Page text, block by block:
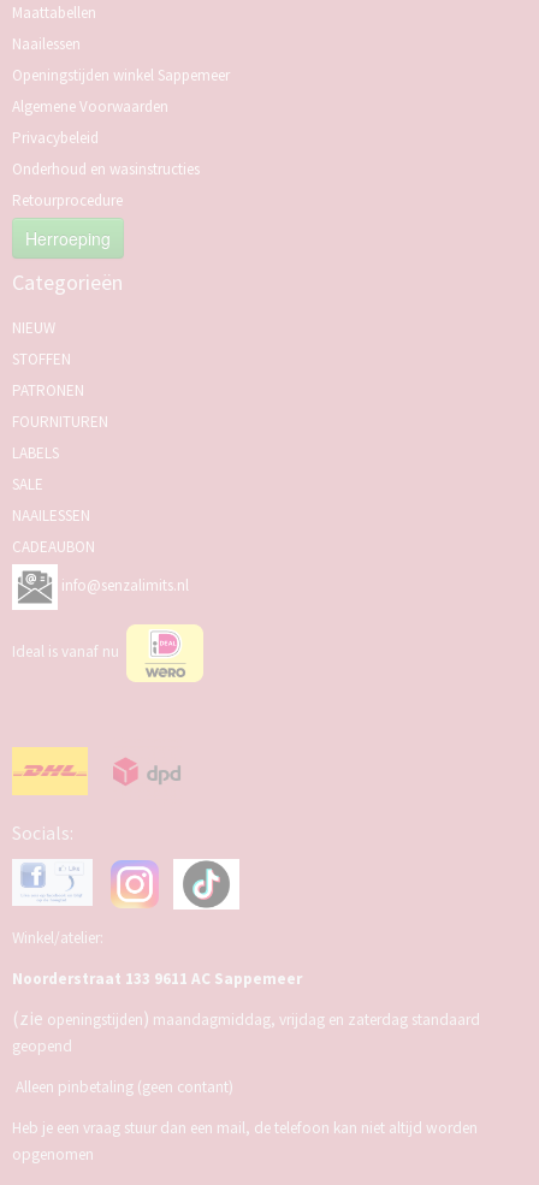
Maattabellen
Naailessen
Openingstijden winkel Sappemeer
Algemene Voorwaarden
Privacybeleid
Onderhoud en wasinstructies
Retourprocedure
Herroeping
Categorieën
NIEUW
STOFFEN
PATRONEN
FOURNITUREN
LABELS
SALE
NAAILESSEN
CADEAUBON
info@senzalimits.nl
Ideal is vanaf nu
Socials:
Winkel/atelier:
Noorderstraat 133 9611 AC Sappemeer
(zie openingstijden) maandagmiddag, vrijdag en zaterdag standaard
geopend
Alleen pinbetaling (geen contant)
Heb je een vraag stuur dan een mail, de telefoon kan niet altijd worden
opgenomen